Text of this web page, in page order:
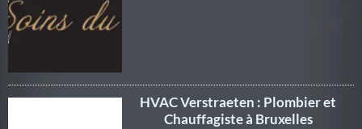
HVAC Verstraeten : Plombier et
Chauffagiste à Bruxelles